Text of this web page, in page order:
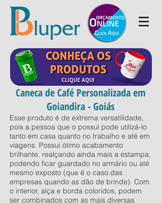
Caneca de Café Personalizada em
Goiandira - Goiás
Esse produto é de extrema versatilidade,
pois a pessoa que o possui pode utilizá-lo
tanto em casa quanto no trabalho e até em
viagens. Possui ótimo acabamento
brilhante, realçando ainda mais a estampa,
podendo ficar guardado no armário ou até
mesmo exposto (que é o caso das
empresas quando as dão de brinde). Com
o interior, alça e borda coloridos, podem
ser combinados com as mais diversas